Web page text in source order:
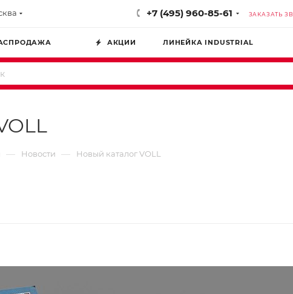
+7 (495) 960-85-61 ЗАКАЗАТЬ
АКЦИИ ЛИНЕЙКА INDUSTRIAL
— Новости — Новый каталог VOLL